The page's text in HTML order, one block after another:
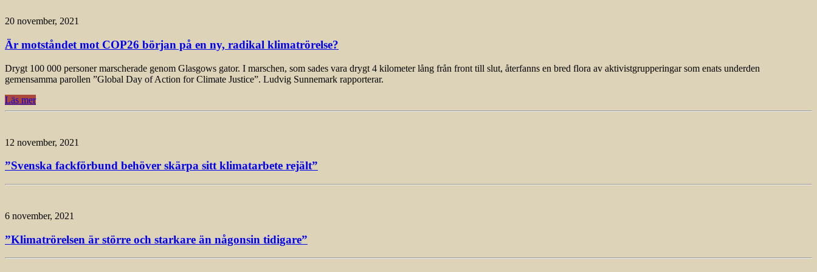
20 november, 2021
Är motståndet mot COP26 början på en ny, radikal klimatrörelse?
Drygt 100 000 personer marscherade genom Glasgows gator. I marschen, som sades vara drygt 4 kilometer lång från front till slut, återfanns en bred flora av aktivistgrupperingar som enats underden
gemensamma parollen ”Global Day of Action for Climate Justice”. Ludvig Sunnemark rapporterar.
Läs mer
12 november, 2021
”Svenska fackförbund behöver skärpa sitt klimatarbete rejält”
6 november, 2021
”Klimatrörelsen är större och starkare än någonsin tidigare”